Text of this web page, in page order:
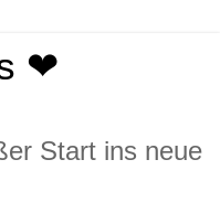
❤
Start ins neue